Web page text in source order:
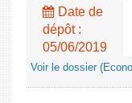
Date de
dépôt :
05/06/2019
Voir le dossier